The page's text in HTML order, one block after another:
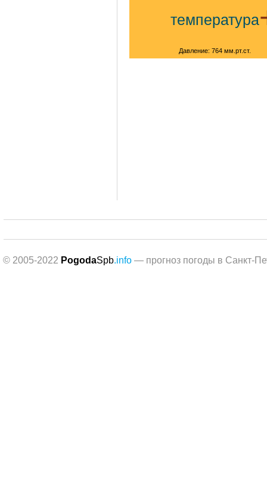
температура
Давление: 764 мм.рт.ст.
© 2005-2022 PogodaSpb.info — прогноз погоды в Санкт-